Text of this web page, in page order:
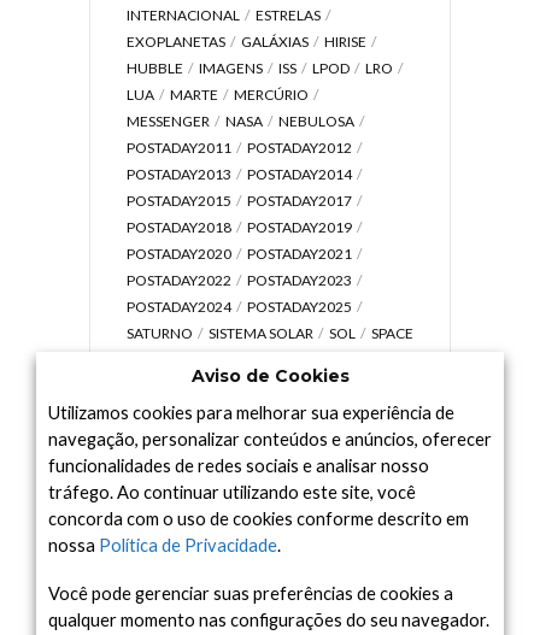
INTERNACIONAL
ESTRELAS
EXOPLANETAS
GALÁXIAS
HIRISE
HUBBLE
IMAGENS ISS LPOD
LRO
LUA
MARTE
MERCÚRIO
MESSENGER
NASA
NEBULOSA
POSTADAY2011
POSTADAY2012
POSTADAY2013
POSTADAY2014
POSTADAY2015
POSTADAY2017
POSTADAY2018
POSTADAY2019
POSTADAY2020
POSTADAY2021
POSTADAY2022
POSTADAY2023
POSTADAY2024
POSTADAY2025
SATURNO
SISTEMA SOLAR SOL
SPACE
UNIVERSO
VÍDEO
Arquivo
Arquivo
Aviso de Cookies
Utilizamos cookies para melhorar sua experiência de
navegação, personalizar conteúdos e anúncios, oferecer
funcionalidades de redes sociais e analisar nosso
tráfego. Ao continuar utilizando este site, você
concorda com o uso de cookies conforme descrito em
nossa Política de Privacidade.
Você pode gerenciar suas preferências de cookies a
qualquer momento nas configurações do seu navegador.